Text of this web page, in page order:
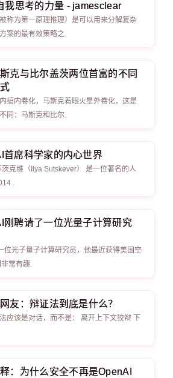
我思考的力量 - jamesclear
称为第一原理推理）是可以用来分解复杂
案的最有效策略之.
克与比尔盖茨两位首富的不同
搞内卷化，马斯克着眼火星外卷化，这是
同：马斯克和比尔.
首席科学家的内心世界
茨克维（Ilya Sutskever） 是一位著名的人
.
刚聘请了一位光量子计算研究
位光子量子计算研究员，他最近获得美国空
常有趣.
友：辩证法到底是什么？
应该是对话，而不是： 离开上下文狡辩 下
：为什么安全不再是OpenAI